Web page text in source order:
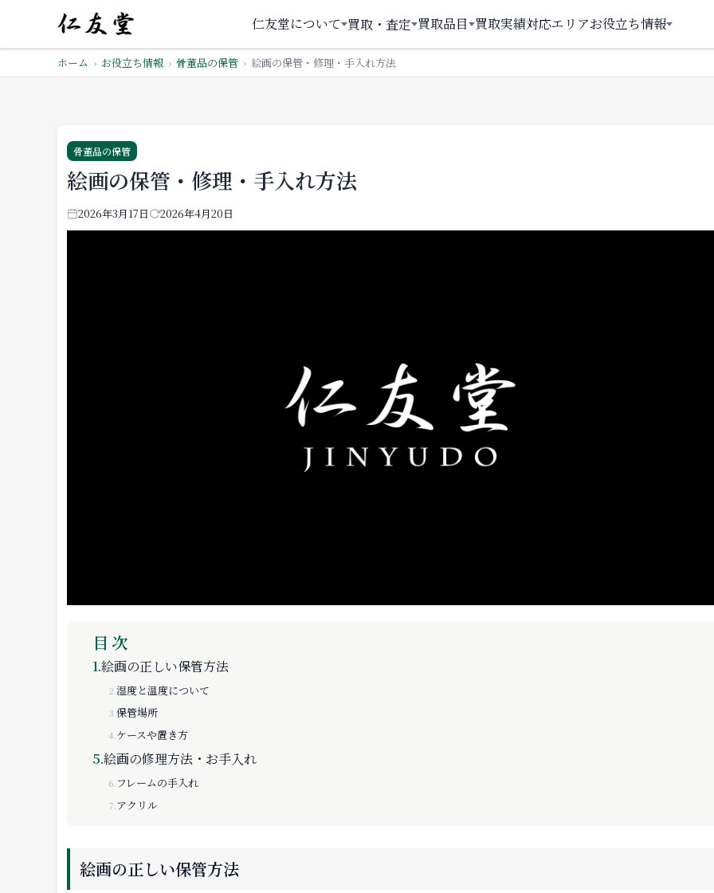
仁友堂について 買取・査定 買取品目 買取実績対応エリアお役立ち情報
ホーム お役立ち情報 骨董品の保管 絵画の保管・修理・手入れ方法
骨董品の保管
絵画の保管・修理・手入れ方法
2026年3月17日 2026年4月20日
目次
1.絵画の正しい保管方法
2.湿度と温度について
3.保管場所
4.ケースや置き方
5.絵画の修理方法・お手入れ
6.フレームの手入れ
7.アクリル
絵画の正しい保管方法